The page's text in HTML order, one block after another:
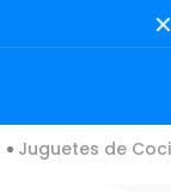
Juguetes de